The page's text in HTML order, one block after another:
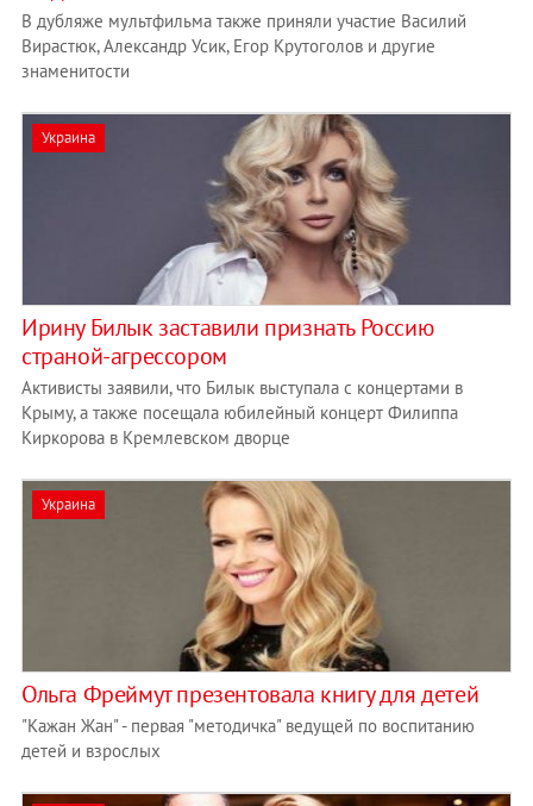
В дубляже мультфильма также приняли участие Василий
Вирастюк, Александр Усик, Егор Крутоголов и другие
знаменитости
Украина
Ирину Билык заставили признать Россию
страной-агрессором
Активисты заявили, что Билык выступала с концертами в
Крыму, а также посещала юбилейный концерт Филиппа
Киркорова в Кремлевском дворце
Украина
Ольга Фреймут презентовала книгу для детей
"Кажан Жан" - первая "методичка" ведущей по воспитанию
детей и взрослых